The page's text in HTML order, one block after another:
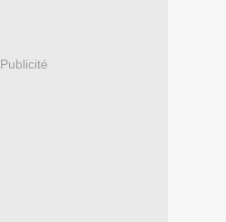
Publicité